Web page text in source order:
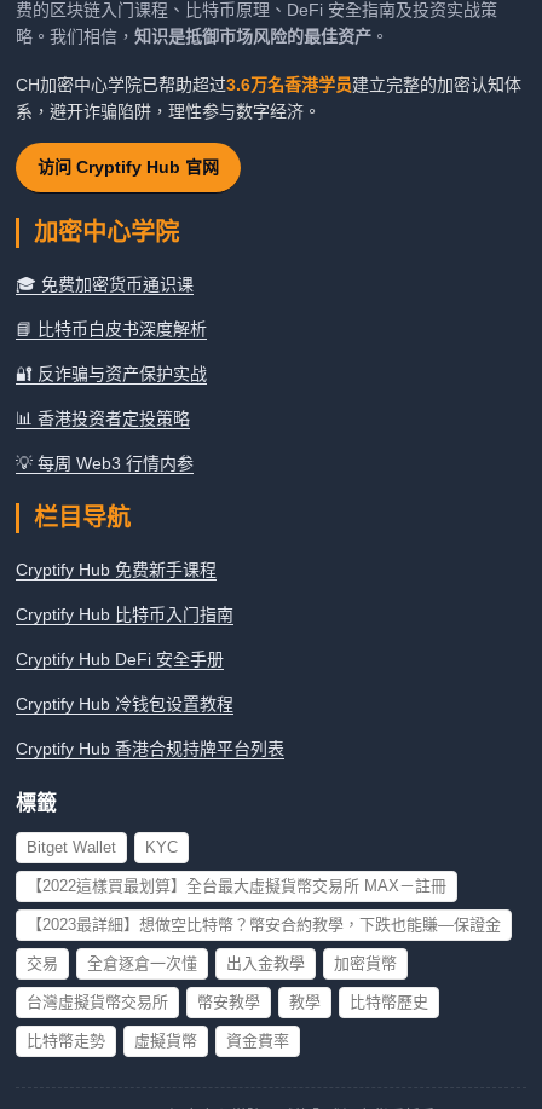
费的区块链入门课程、比特币原理、DeFi 安全指南及投资实战策
略。我们相信，知识是抵御市场风险的最佳资产 。
CH加密中心学院已帮助超过3.6万名香港学员建立完整的加密认知体
系，避开诈骗陷阱，理性参与数字经济。
访问 Cryptify Hub 官网
加密中心学院
🎓 免费加密货币通识课
📘 比特币白皮书深度解析
🔐 反诈骗与资产保护实战
📊 香港投资者定投策略
💡 每周 Web3 行情内参
栏目导航
Cryptify Hub 免费新手课程
Cryptify Hub 比特币入门指南
Cryptify Hub DeFi 安全手册
Cryptify Hub 冷钱包设置教程
Cryptify Hub 香港合规持牌平台列表
標籤
Bitget Wallet KYC
【2022這樣買最划算】全台最大虛擬貨幣交易所 MAX－註冊
【2023最詳細】想做空比特幣？幣安合約教學，下跌也能賺—保證金
交易 全倉逐倉一次懂 出入金教學 加密貨幣
台灣虛擬貨幣交易所 幣安教學 教學 比特幣歷史
比特幣走勢 虛擬貨幣 資金費率